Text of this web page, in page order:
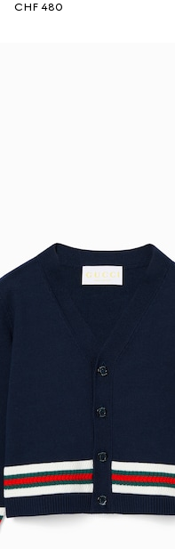
CHF 480